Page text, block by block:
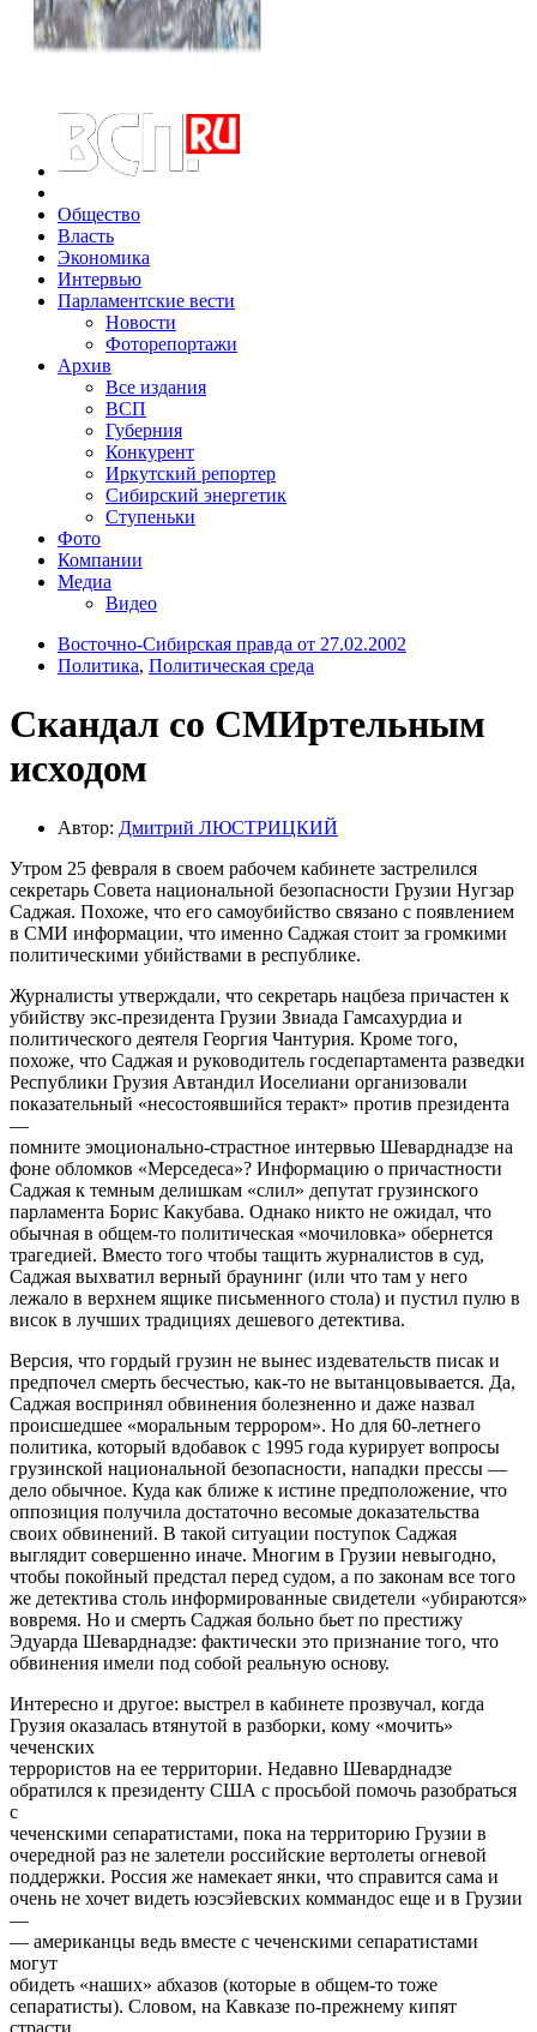
Общество
Власть
Экономика
Интервью
Парламентские вести
Новости
Фоторепортажи
Архив
Все издания
ВСП
Губерния
Конкурент
Иркутский репортер
Сибирский энергетик
Ступеньки
Фото
Компании
Медиа
Видео
Восточно-Сибирская правда от 27.02.2002
Политика, Политическая среда
Скандал со СМИртельным
исходом
Автор: Дмитрий ЛЮСТРИЦКИЙ
Утром 25 февраля в своем рабочем кабинете застрелился
секретарь Совета национальной безопасности Грузии Нугзар
Саджая. Похоже, что его самоубийство связано с появлением
в СМИ информации, что именно Саджая стоит за громкими
политическими убийствами в республике.
Журналисты утверждали, что секретарь нацбеза причастен к
убийству экс-президента Грузии Звиада Гамсахурдиа и
политического деятеля Георгия Чантурия. Кроме того,
похоже, что Саджая и руководитель госдепартамента разведки
Республики Грузия Автандил Иоселиани организовали
показательный «несостоявшийся теракт» против президента
—
помните эмоционально-страстное интервью Шеварднадзе на
фоне обломков «Мерседеса»? Информацию о причастности
Саджая к темным делишкам «слил» депутат грузинского
парламента Борис Какубава. Однако никто не ожидал, что
обычная в общем-то политическая «мочиловка» обернется
трагедией. Вместо того чтобы тащить журналистов в суд,
Саджая выхватил верный браунинг (или что там у него
лежало в верхнем ящике письменного стола) и пустил пулю в
висок в лучших традициях дешевого детектива.
Версия, что гордый грузин не вынес издевательств писак и
предпочел смерть бесчестью, как-то не вытанцовывается. Да,
Саджая воспринял обвинения болезненно и даже назвал
происшедшее «моральным террором». Но для 60-летнего
политика, который вдобавок с 1995 года курирует вопросы
грузинской национальной безопасности, нападки прессы —
дело обычное. Куда как ближе к истине предположение, что
оппозиция получила достаточно весомые доказательства
своих обвинений. В такой ситуации поступок Саджая
выглядит совершенно иначе. Многим в Грузии невыгодно,
чтобы покойный предстал перед судом, а по законам все того
же детектива столь информированные свидетели «убираются»
вовремя. Но и смерть Саджая больно бьет по престижу
Эдуарда Шеварднадзе: фактически это признание того, что
обвинения имели под собой реальную основу.
Интересно и другое: выстрел в кабинете прозвучал, когда
Грузия оказалась втянутой в разборки, кому «мочить»
чеченских
террористов на ее территории. Недавно Шеварднадзе
обратился к президенту США с просьбой помочь разобраться
с
чеченскими сепаратистами, пока на территорию Грузии в
очередной раз не залетели российские вертолеты огневой
поддержки. Россия же намекает янки, что справится сама и
очень не хочет видеть юэсэйевских коммандос еще и в Грузии
—
— американцы ведь вместе с чеченскими сепаратистами
могут
обидеть «наших» абхазов (которые в общем-то тоже
сепаратисты). Словом, на Кавказе по-прежнему кипят
страсти,